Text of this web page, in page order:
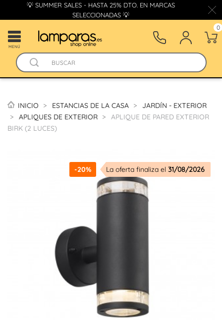
💡 SUMMER SALES - HASTA 25% DTO. EN MARCAS
SELECCIONADAS 💡
MENÚ
0
INICIO ESTANCIAS DE LA CASA
JARDÍN - EXTERIOR
APLIQUES DE EXTERIOR
APLIQUE DE PARED EXTERIOR
BIRK (2 LUCES)
-20% La oferta finaliza el 31/08/2026